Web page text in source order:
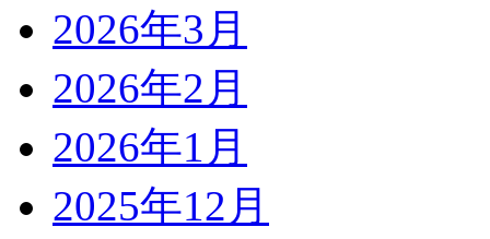
2026年3月
2026年2月
2026年1月
2025年12月